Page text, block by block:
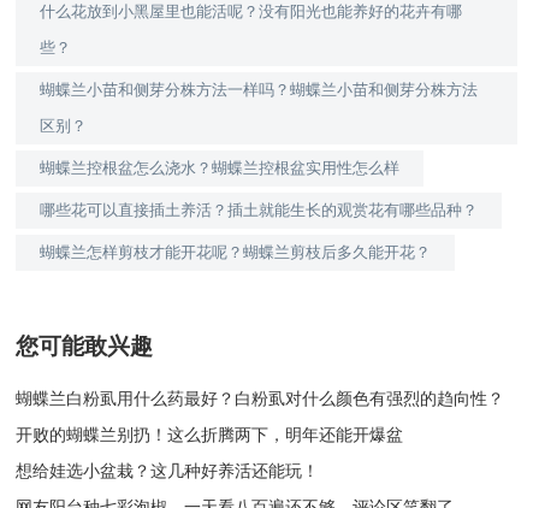
什么花放到小黑屋里也能活呢？没有阳光也能养好的花卉有哪
些？
蝴蝶兰小苗和侧芽分株方法一样吗？蝴蝶兰小苗和侧芽分株方法
区别？
蝴蝶兰控根盆怎么浇水？蝴蝶兰控根盆实用性怎么样
哪些花可以直接插土养活？插土就能生长的观赏花有哪些品种？
蝴蝶兰怎样剪枝才能开花呢？蝴蝶兰剪枝后多久能开花？
您可能敢兴趣
蝴蝶兰白粉虱用什么药最好？白粉虱对什么颜色有强烈的趋向性？
开败的蝴蝶兰别扔！这么折腾两下，明年还能开爆盆
想给娃选小盆栽？这几种好养活还能玩！